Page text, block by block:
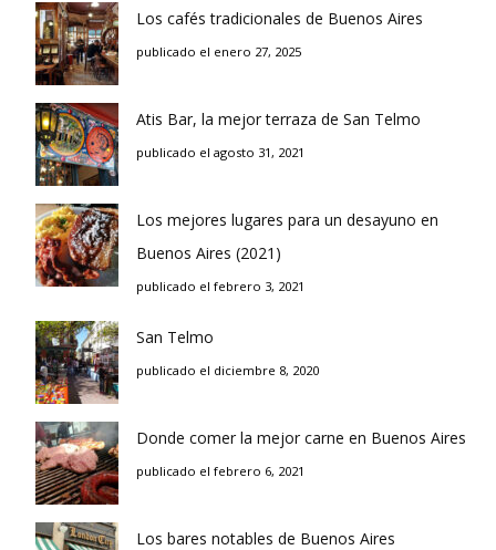
Los cafés tradicionales de Buenos Aires
publicado el enero 27, 2025
Atis Bar, la mejor terraza de San Telmo
publicado el agosto 31, 2021
Los mejores lugares para un desayuno en
Buenos Aires (2021)
publicado el febrero 3, 2021
San Telmo
publicado el diciembre 8, 2020
Donde comer la mejor carne en Buenos Aires
publicado el febrero 6, 2021
Los bares notables de Buenos Aires